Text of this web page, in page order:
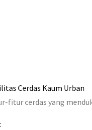
fitur cerdas yang